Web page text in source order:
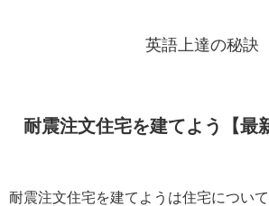
英語上達の秘訣
耐震注文住宅を建てよう【最
耐震注文住宅を建てようは住宅につい